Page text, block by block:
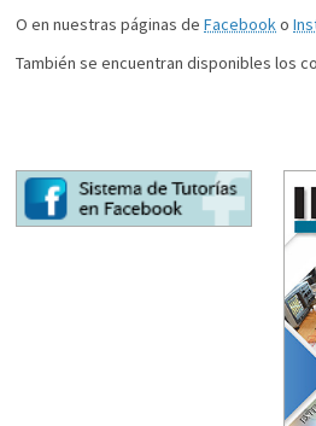
O en nuestras páginas deFacebooko
También se encuentran disponibles los